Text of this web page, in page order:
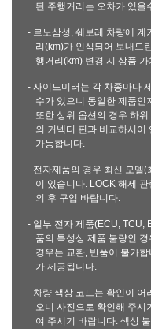
된 주행거리는 오차가 있을
- 르노삼성, 쉐보레 차량에 계
리(km)가 인식되어 보내드
행거리(km) 변경 시 상품
- 사이드미러는 각 차종마다
수가 있으니 동일한 제품인
또한 상위 옵션의 경우 하
의 커넥터 핀과 비교하시어
가능합니다.
- 전자제품의 경우 최신 모델
이 있습니다. LOCK 해제
의 후 구입 바랍니다.
- 일부 전자 제품(ECU, TCU,
품의 특성상 제품 불량인
경우는 교환, 반품이 불가
가 제공됩니다.
- 차량 색상 코드는 확인이 어
오니 사진으로 확인해 주시
여 주시기 바랍니다. 색상